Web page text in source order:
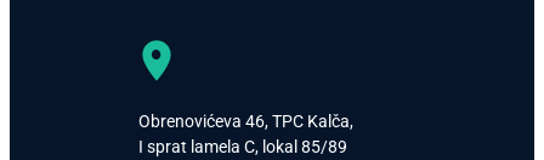
Obrenovićeva 46, TPC Kalča,
I sprat lamela C, lokal 85/89